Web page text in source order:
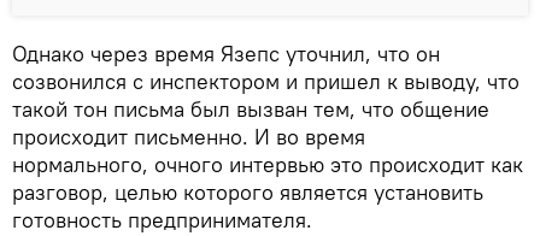
Однако через время Язепс уточнил, что он
созвонился с инспектором и пришел к выводу, что
такой тон письма был вызван тем, что общение
происходит письменно. И во время
нормального, очного интервью это происходит как
разговор, целью которого является установить
готовность предпринимателя.